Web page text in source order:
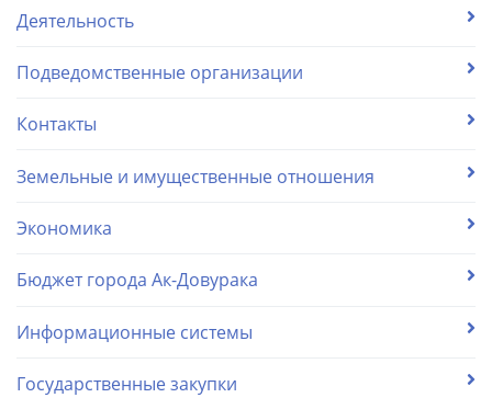
Деятельность
Подведомственные организации
Контакты
Земельные и имущественные отношения
Экономика
Бюджет города Ак-Довурака
Информационные системы
Государственные закупки